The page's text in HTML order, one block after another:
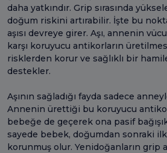
daha yatkındır. Grip sırasında
doğum riskini artırabilir. İşte bu
aşısı devreye girer. Aşı, annenin
karşı koruyucu antikorların
risklerden korur ve sağlıklı bir
destekler.
Aşının sağladığı fayda sadece
Annenin ürettiği bu koruyucu
bebeğe de geçerek ona pasif
sayede bebek, doğumdan sonraki ilk
korunmuş olur. Yenidoğanların grip